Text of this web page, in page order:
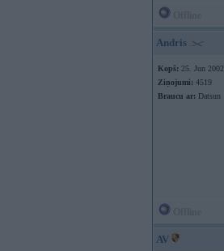
Andris
Kopš: 25. Jun 2002
Ziņojumi: 4519
Braucu ar: Datsun
AV